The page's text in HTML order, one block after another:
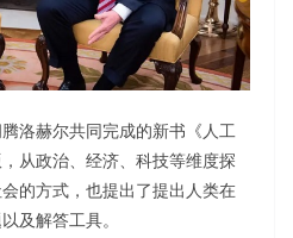
洛赫尔共同完成的新书《人工
从政治、经济、科技等维度探
的方式，也提出了提出人类在
及解答工具。